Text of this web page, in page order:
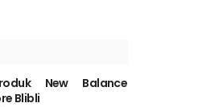
New Balance
Blibli